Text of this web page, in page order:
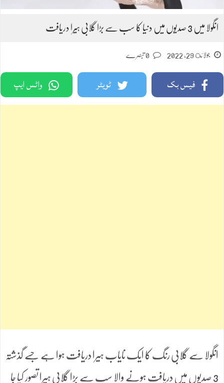
انگولا میں 3 صدیوں میں دنیا کا سب سے بڑا گلابی ہیرا دریافت
جولائ 29, 2022
فیس بک ٹویٹر واٹس ایپ
انگولا سے گلابی رنگ کا ایک نایاب ہیرا دریافت ہوا ہے جسے گذشتہ
3 صدیوں میں دریافت ہونے والا سب سے بڑا گلابی ہیرا تصور کیا جا